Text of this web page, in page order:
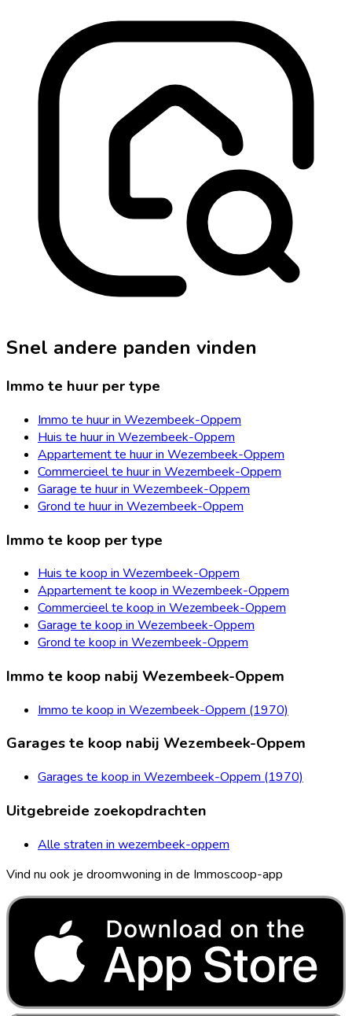
Snel andere panden vinden
Immo te huur per type
Immo te huur in Wezembeek-Oppem
Huis te huur in Wezembeek-Oppem
Appartement te huur in Wezembeek-Oppem
Commercieel te huur in Wezembeek-Oppem
Garage te huur in Wezembeek-Oppem
Grond te huur in Wezembeek-Oppem
Immo te koop per type
Huis te koop in Wezembeek-Oppem
Appartement te koop in Wezembeek-Oppem
Commercieel te koop in Wezembeek-Oppem
Garage te koop in Wezembeek-Oppem
Grond te koop in Wezembeek-Oppem
Immo te koop nabij Wezembeek-Oppem
Immo te koop in Wezembeek-Oppem (1970)
Garages te koop nabij Wezembeek-Oppem
Garages te koop in Wezembeek-Oppem (1970)
Uitgebreide zoekopdrachten
Alle straten in wezembeek-oppem
Vind nu ook je droomwoning in de Immoscoop-app